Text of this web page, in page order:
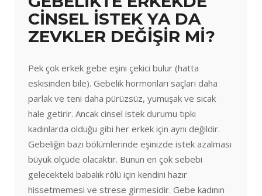
CİNSEL İSTEK YA DA
ZEVKLER DEĞİŞİR Mİ?
Pek çok erkek gebe eşini çekici bulur (hatta
eskisinden bile). Gebelik hormonları saçları daha
parlak ve teni daha pürüzsüz, yumuşak ve sıcak
hale getirir. Ancak cinsel istek durumu tıpkı
kadınlarda olduğu gibi her erkek için aynı değildir.
Gebeliğin bazı bölümlerinde eşinizde istek azalması
büyük ölçüde olacaktır. Bunun en çok sebebi
gelecekteki babalık rölü için kendini hazır
hissetmemesi ve strese girmesidir. Gebe kadının